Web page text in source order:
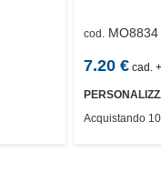
cod. MO8834
7.20€ cad.
Acquistando